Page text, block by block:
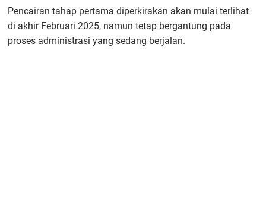
Pencairan tahap pertama diperkirakan akan mulai terlihat
di akhir Februari 2025, namun tetap bergantung pada
proses administrasi yang sedang berjalan.